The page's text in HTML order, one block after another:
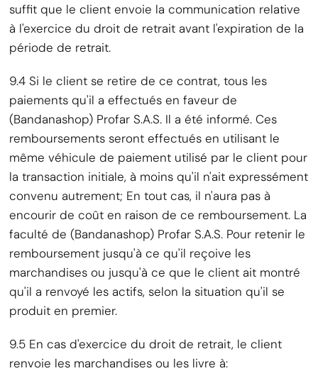
suffit que le client envoie la communication relative
à l'exercice du droit de retrait avant l'expiration de la
période de retrait.
9.4 Si le client se retire de ce contrat, tous les
paiements qu'il a effectués en faveur de
(Bandanashop) Profar S.A.S. Il a été informé. Ces
remboursements seront effectués en utilisant le
même véhicule de paiement utilisé par le client pour
la transaction initiale, à moins qu'il n'ait expressément
convenu autrement; En tout cas, il n'aura pas à
encourir de coût en raison de ce remboursement. La
faculté de (Bandanashop) Profar S.A.S. Pour retenir le
remboursement jusqu'à ce qu'il reçoive les
marchandises ou jusqu'à ce que le client ait montré
qu'il a renvoyé les actifs, selon la situation qu'il se
produit en premier.
9.5 En cas d'exercice du droit de retrait, le client
renvoie les marchandises ou les livre à: